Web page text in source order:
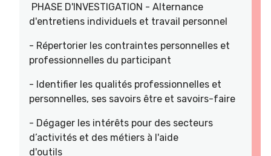
PHASE D'INVESTIGATION - Alternance
d'entretiens individuels et travail personnel
- Répertorier les contraintes personnelles et
professionnelles du participant
- Identifier les qualités professionnelles et
personnelles, ses savoirs être et savoirs-faire
- Dégager les intérêts pour des secteurs
d’activités et des métiers à l'aide
d'outils